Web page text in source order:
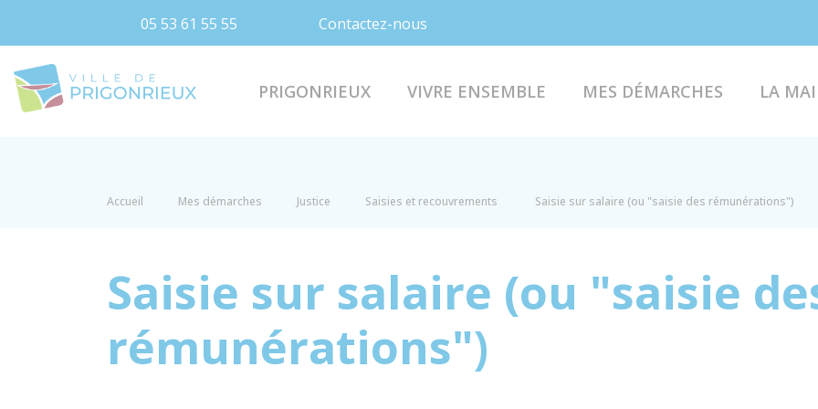
05 53 61 55 55 Contactez-nous
PRIGONRIEUX VIVRE ENSEMBLE MES DÉMARCHES LA
Accueil Mes démarches Justice Saisies et recouvrements Saisie sur salaire (ou "saisie des rémunérations")
Saisie sur salaire (ou "saisie
rémunérations")